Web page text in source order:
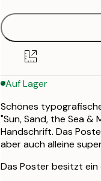
Auf Lager
Schönes
"Sun, Sand, the Sea &
Handschrift. Das
aber auch alleine
Das Poster besitzt